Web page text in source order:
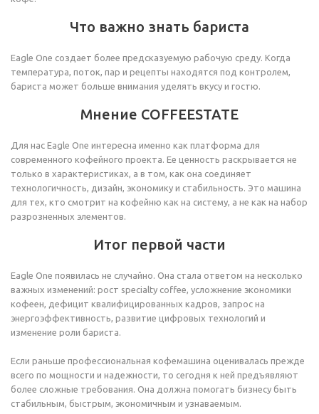
Что важно знать бариста
Eagle One создает более предсказуемую рабочую среду. Когда
температура, поток, пар и рецепты находятся под контролем,
бариста может больше внимания уделять вкусу и гостю.
Мнение COFFEESTATE
Для нас Eagle One интересна именно как платформа для
современного кофейного проекта. Ее ценность раскрывается не
только в характеристиках, а в том, как она соединяет
технологичность, дизайн, экономику и стабильность. Это машина
для тех, кто смотрит на кофейню как на систему, а не как на набор
разрозненных элементов.
Итог первой части
Eagle One появилась не случайно. Она стала ответом на несколько
важных изменений: рост specialty coffee, усложнение экономики
кофеен, дефицит квалифицированных кадров, запрос на
энергоэффективность, развитие цифровых технологий и
изменение роли бариста.
Если раньше профессиональная кофемашина оценивалась прежде
всего по мощности и надежности, то сегодня к ней предъявляют
более сложные требования. Она должна помогать бизнесу быть
стабильным, быстрым, экономичным и узнаваемым.